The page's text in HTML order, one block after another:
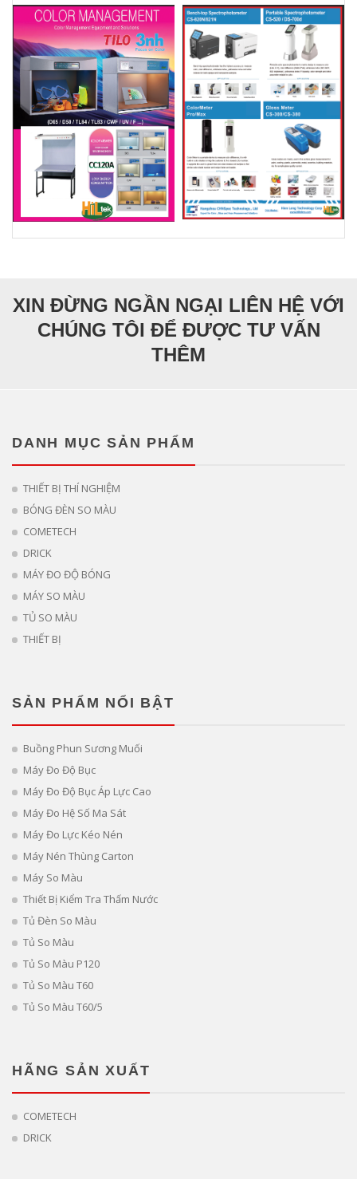
XIN ĐỪNG NGẦN NGẠI LIÊN HỆ VỚI
CHÚNG TÔI ĐỂ ĐƯỢC TƯ VẤN
THÊM
DANH MỤC SẢN PHẨM
THIẾT BỊ THÍ NGHIỆM
BÓNG ĐÈN SO MÀU
COMETECH
DRICK
MÁY ĐO ĐỘ BÓNG
MÁY SO MÀU
TỦ SO MÀU
THIẾT BỊ
SẢN PHẨM NỔI BẬT
Buồng Phun Sương Muối
Máy Đo Độ Bục
Máy Đo Độ Bục Áp Lực Cao
Máy Đo Hệ Số Ma Sát
Máy Đo Lực Kéo Nén
Máy Nén Thùng Carton
Máy So Màu
Thiết Bị Kiểm Tra Thấm Nước
Tủ Đèn So Màu
Tủ So Màu
Tủ So Màu P120
Tủ So Màu T60
Tủ So Màu T60/5
HÃNG SẢN XUẤT
COMETECH
DRICK